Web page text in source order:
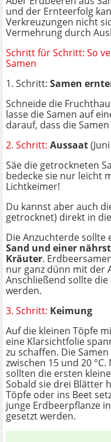
und der Ernteerfolg
Verkreuzungen nicht
Vermehrung durch
Schritt für Schritt: So
Samen
1. Schritt: Samen
Schneide die
lasse die Samen auf
darauf, dass die
2. Schritt: Aussaat
Säe die getrockneten
bedecke sie nur leicht
Lichtkeimer!
Du kannst aber auch
getrocknet) direkt in
Die Anzuchterde sollte
Sand und einer
Kräuter.
nur ganz dünn mit der
Anschließend sollte
werden.
3. Schritt: Keimung
Auf die kleinen Töpfe
eine Klarsichtfolie
zu schaffen. Die
zwischen 15 und 20
sollten die ersten
Sobald sie drei Blätter
Töpfe oder ins Beet
junge Erdbeerpflanze
gesetzt werden.